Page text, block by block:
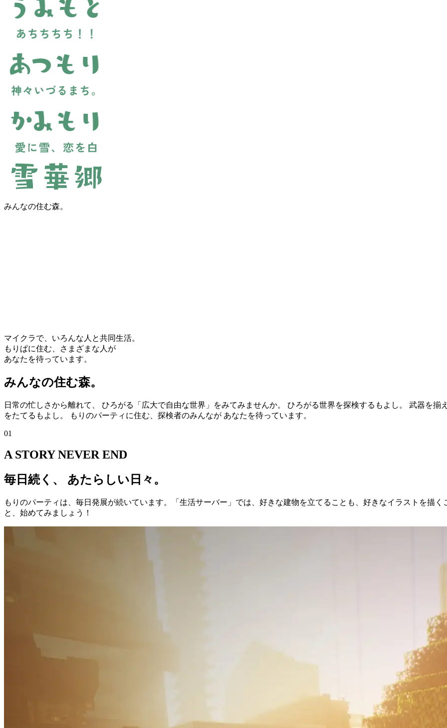
みんなの住む森。
マイクラで、いろんな人と共同生活。
もりぱに住む、さまざまな人が
あなたを待っています。
みんなの住む森。
日常の忙しさから離れて、 ひろがる「広大で自由な世界」をみてみませんか。 ひろがる世界を探検するもよし。 武器を
をたてるもよし。 もりのパーティに住む、探検者のみんなが あなたを待っています。
01
A STORY NEVER END
毎日続く、 あたらしい日々。
もりのパーティは、毎日発展が続いています。「生活サーバー」では、好きな建物を立てることも、好きなイラストを描
と、始めてみましょう！